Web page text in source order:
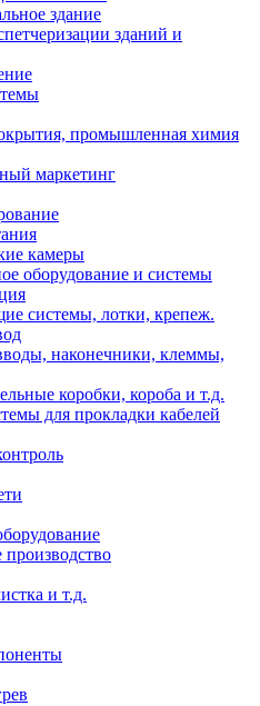
здание
зданий и
промышленная химия
маркетинг
камеры
оборудование и системы
системы, лотки, крепеж.
наконечники, клеммы,
коробки, короба и т.д.
для прокладки кабелей
производство
и т.д.